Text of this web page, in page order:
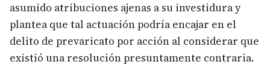
asumido atribuciones ajenas a su investidura y
plantea que tal actuación podría encajar en el
delito de prevaricato por acción al considerar que
existió una resolución presuntamente contraria.